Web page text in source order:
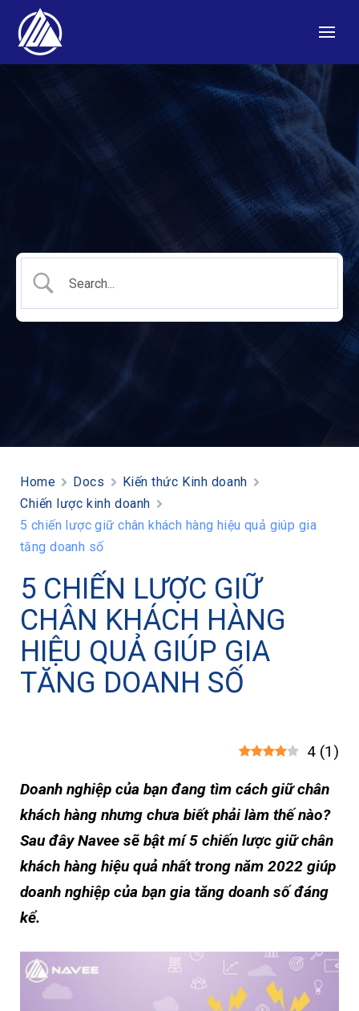
Home Docs
Kiến thức Kinh doanh
Chiến lược kinh doanh
5 chiến lược giữ chân khách hàng hiệu quả giúp gia
tăng doanh số
5 CHIẾN LƯỢC GIỮ
CHÂN KHÁCH HÀNG
HIỆU QUẢ GIÚP GIA
TĂNG DOANH SỐ
4 (1 )
Doanh nghiệp của bạn đang tìm cách giữ chân
khách hàng nhưng chưa biết phải làm thế nào?
Sau đây Navee sẽ bật mí 5 chiến lược giữ chân
khách hàng hiệu quả nhất trong năm 2022 giúp
doanh nghiệp của bạn gia tăng doanh số đáng
kể.